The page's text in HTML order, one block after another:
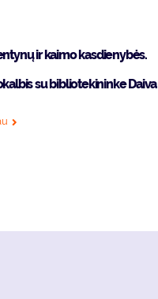
ir kaimo kasdienybės.
su bibliotekininke Daiva